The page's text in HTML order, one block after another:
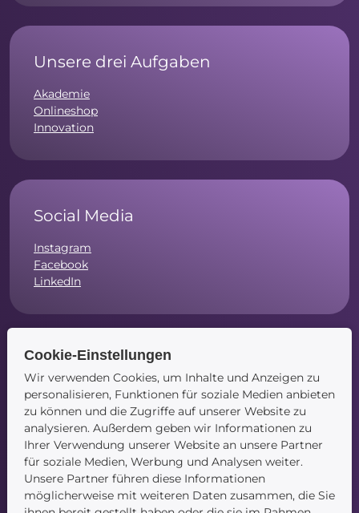
Unsere drei Aufgaben
Akademie
Onlineshop
Innovation
Social Media
Instagram
Facebook
LinkedIn
Navigation
Startseite
Blog
Kontakt
Cookie-Einstellungen
Wir verwenden Cookies, um Inhalte und Anzeigen zu
personalisieren, Funktionen für soziale Medien anbieten
zu können und die Zugriffe auf unserer Website zu
analysieren. Außerdem geben wir Informationen zu
Ihrer Verwendung unserer Website an unsere Partner
für soziale Medien, Werbung und Analysen weiter.
Unsere Partner führen diese Informationen
möglicherweise mit weiteren Daten zusammen, die Sie